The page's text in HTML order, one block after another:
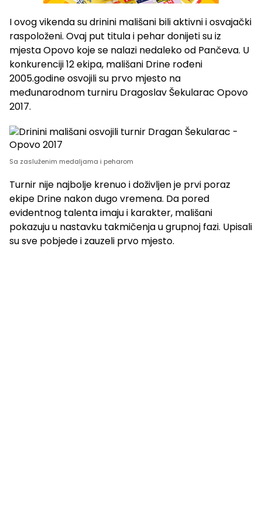
I ovog vikenda su drinini mališani bili aktivni i osvajački
raspoloženi. Ovaj put titula i pehar donijeti su iz
mjesta Opovo koje se nalazi nedaleko od Pančeva. U
konkurenciji 12 ekipa, mališani Drine rođeni
2005.godine osvojili su prvo mjesto na
međunarodnom turniru Dragoslav Šekularac Opovo
2017.
Sa zasluženim medaljama i peharom
Turnir nije najbolje krenuo i doživljen je prvi poraz
ekipe Drine nakon dugo vremena. Da pored
evidentnog talenta imaju i karakter, mališani
pokazuju u nastavku takmičenja u grupnoj fazi. Upisali
su sve pobjede i zauzeli prvo mjesto.